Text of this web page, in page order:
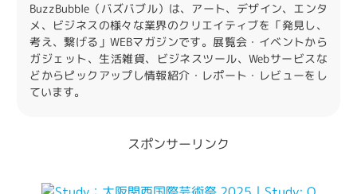
BuzzBubble（バズバブル）は、アート、デザイン、エンタ
メ、ビジネスの様々な業界のクリエイティブを「発見し、
考え、繋げる」WEBマガジンです。展覧会・イベントから
ガジェット、生活雑貨、ビジネスツール、Webサービスな
どからピックアップし情報紹介・レポート・レビューをし
ています。
スポンサーリンク